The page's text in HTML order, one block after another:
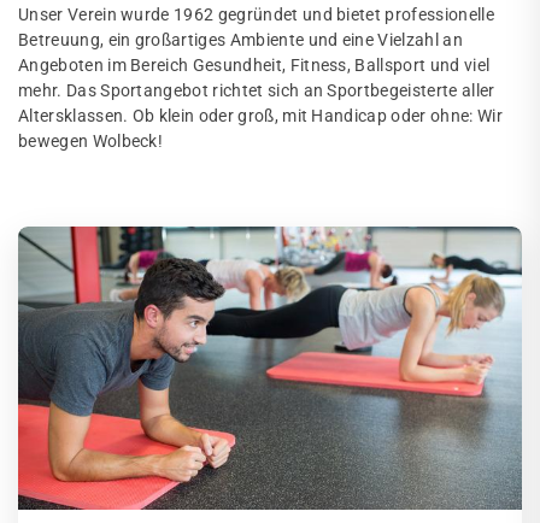
Unser Verein wurde 1962 gegründet und bietet professionelle
Betreuung, ein großartiges Ambiente und eine Vielzahl an
Angeboten im Bereich Gesundheit, Fitness, Ballsport und viel
mehr. Das Sportangebot richtet sich an Sportbegeisterte aller
Altersklassen. Ob klein oder groß, mit Handicap oder ohne: Wir
bewegen Wolbeck!